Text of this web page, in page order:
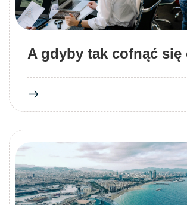
A gdyby tak cofnąć się